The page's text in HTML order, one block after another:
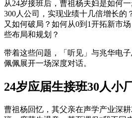
从24岁接班后，曹祖杨夫妇是如何
300人公司，实现业绩十几倍增长的
又如何破局？如何从0到1开拓新市
些布局和规划？
带着这些问题，「听见」与兆华电
佩佩展开一场深度对话。
24岁应届生接班30人小
曹祖杨回忆，其父亲在声学产业深